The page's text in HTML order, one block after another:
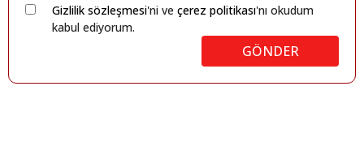
Gizlilik sözleşmesi'ni ve çerez politikası'nı okudum
kabul ediyorum.
GÖNDER